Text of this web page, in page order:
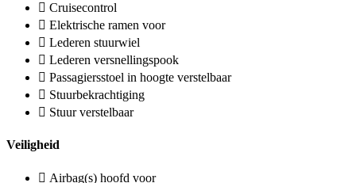
Cruisecontrol
Elektrische ramen voor
Lederen stuurwiel
Lederen versnellingspook
Passagiersstoel in hoogte verstelbaar
Stuurbekrachtiging
Stuur verstelbaar
Veiligheid
Airbag(s) hoofd voor